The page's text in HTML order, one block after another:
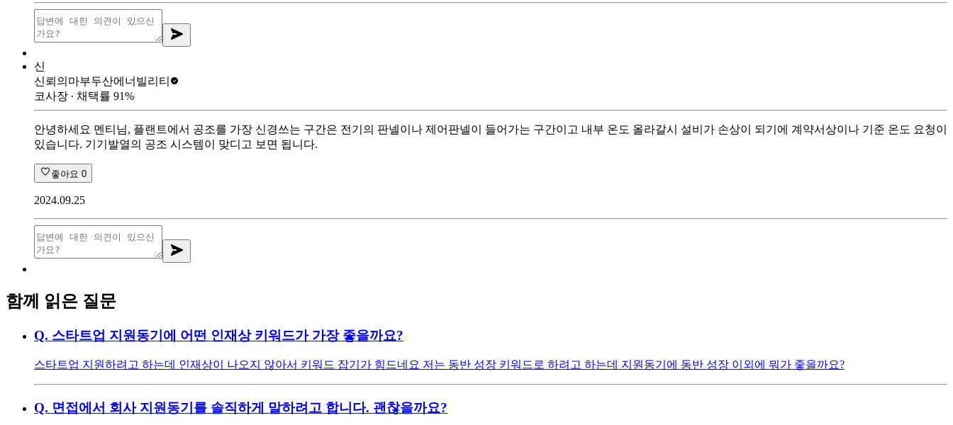
신
신뢰의마부두산에너빌리티
코사장 ∙ 채택률 91%
안녕하세요 멘티님, 플랜트에서 공조를 가장 신경쓰는 구간은 전기의 판넬이나 제어판넬이 들어가는 구간이고 내부 온도 올라갈시 설비가 손상이 되기에 계약서상이나 기준 온도 요청이
있습니다. 기기발열의 공조 시스템이 맞디고 보면 됩니다.
좋아요 0
2024.09.25
함께 읽은 질문
Q. 스타트업 지원동기에 어떤 인재상 키워드가 가장 좋을까요?
스타트업 지원하려고 하는데 인재상이 나오지 않아서 키워드 잡기가 힘드네요 저는 동반 성장 키워드로 하려고 하는데 지원동기에 동반 성장 이외에 뭐가 좋을까요?
Q. 면접에서 회사 지원동기를 솔직하게 말하려고 합니다. 괜찮을까요?